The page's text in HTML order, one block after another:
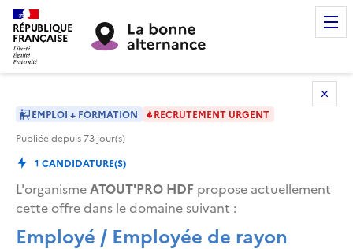
RÉPUBLIQUE
FRANÇAISE
EMPLOI + FORMATION
RECRUTEMENT URGENT
Publiée depuis73 jour(s)
1 CANDIDATURE(S)
L'organismeATOUT'PRO HDF propose actuellement
cette offre dans le domaine suivant :
Employé / Employée de rayon